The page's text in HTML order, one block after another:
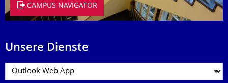
CAMPUS NAVIGATOR
Unsere Dienste